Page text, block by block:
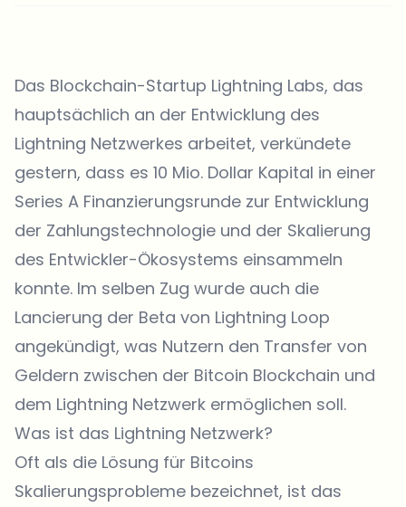
Das Blockchain-Startup Lightning Labs, das
hauptsächlich an der Entwicklung des
Lightning Netzwerkes arbeitet, verkündete
gestern, dass es 10 Mio. Dollar Kapital in einer
Series A Finanzierungsrunde zur Entwicklung
der Zahlungstechnologie und der Skalierung
des Entwickler-Ökosystems einsammeln
konnte. Im selben Zug wurde auch die
Lancierung der Beta von Lightning Loop
angekündigt, was Nutzern den Transfer von
Geldern zwischen der Bitcoin Blockchain und
dem Lightning Netzwerk ermöglichen soll.
Was ist das Lightning Netzwerk?
Oft als die Lösung für Bitcoins
Skalierungsprobleme bezeichnet, ist das